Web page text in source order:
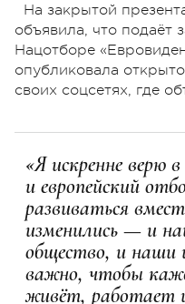
На закрытой
объявила, что подаёт
Нацотборе
опубликовала
своих соцсетях, где
«Я искренне верю
и европейский
развиваться
изменились — и
общество, и наши
важно, чтобы
живёт, работает